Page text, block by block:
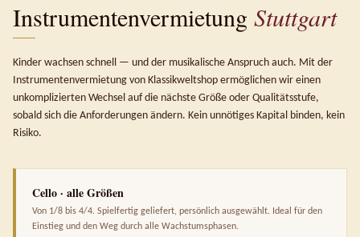
Instrumenten­vermietung Stuttgart
Kinder wachsen schnell — und der musikalische Anspruch auch. Mit der
Instrumentenvermietung von Klassikweltshop ermöglichen wir einen
unkomplizierten Wechsel auf die nächste Größe oder Qualitätsstufe,
sobald sich die Anforderungen ändern. Kein unnötiges Kapital binden, kein
Risiko.
Cello · alle Größen
Von 1/8 bis 4/4. Spielfertig geliefert, persönlich ausgewählt. Ideal für den
Einstieg und den Weg durch alle Wachstumsphasen.